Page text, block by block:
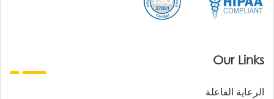
Our Links
الرعاية الفاعلة